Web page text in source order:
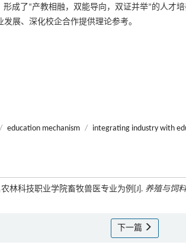
成了“产教相融，双能导向，双证并举”的人才
展、深化校企合作提供理论参考。
/ education mechanism / integrating industry with
林科技职业学院畜牧兽医专业为例[J]. 养殖与饲料
下一篇